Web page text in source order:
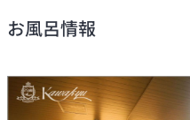
お風呂情報